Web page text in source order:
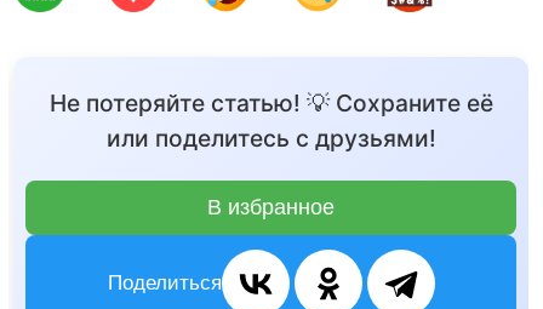
Не потеряйте статью! 💡 Сохраните её
или поделитесь с друзьями!
В избранное
Поделиться